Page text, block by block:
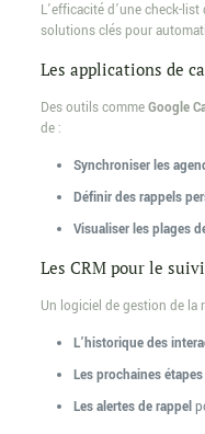
L’efficacité d’une check-
solutions clés pour
Les applications de
Des outils commeGoogle
de :
Synchroniser les
Définir des rappels
Visualiser les plages
Les CRM pour le
Un logiciel de gestion de la
L’historique des
Les prochaines étapes
Les alertes de rappel